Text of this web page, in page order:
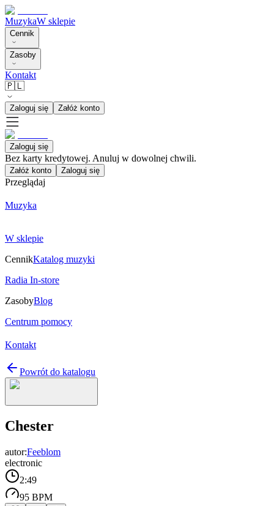
MuzykaW sklepie
Cennik
Zasoby
Kontakt
🇵🇱
Zaloguj się Załóż konto
Zaloguj się
Bez karty kredytowej. Anuluj w dowolnej chwili.
Załóż konto Zaloguj się
Przeglądaj
Muzyka
W sklepie
CennikKatalog muzyki
Radia In-store
ZasobyBlog
Centrum pomocy
Kontakt
Powrót do katalogu
Chester
autor:Feeblom
electronic
2:49
95 BPM